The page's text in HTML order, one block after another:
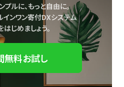
プルに、もっと自由に。
ンワン寄付DXシステム
じめましょう。
無料お試し